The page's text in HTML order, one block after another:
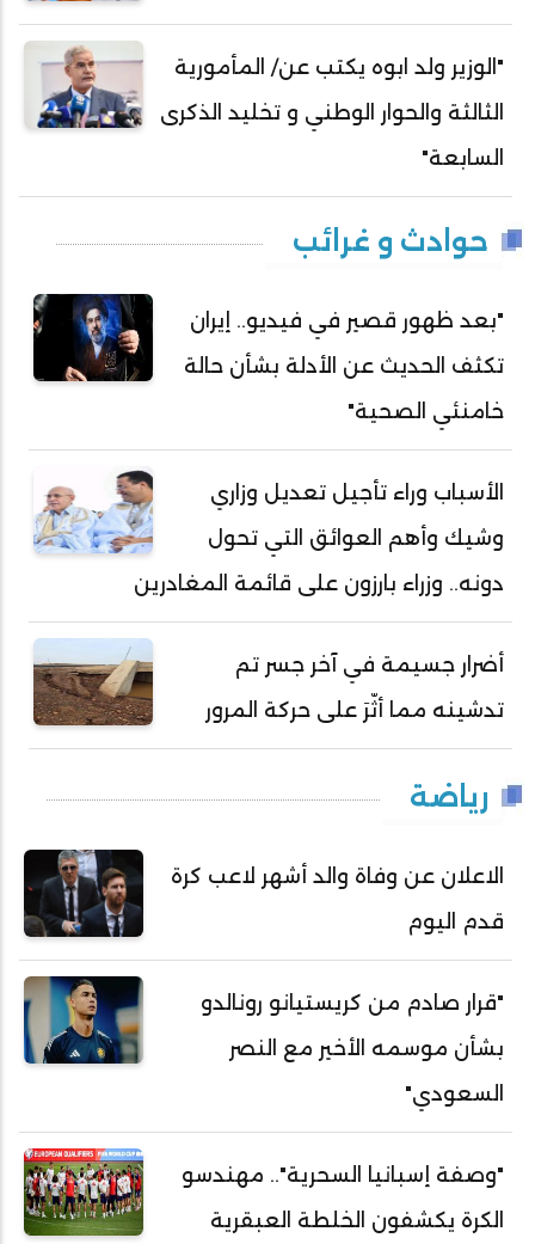
"الوزير ولد ابوه يكتب عن/ المأمورية
الثالثة والحوار الوطني و تخليد الذكرى
السابعة"
حوادث و غرائب
"بعد ظهور قصير في فيديو.. إيران
تكثف الحديث عن الأدلة بشأن حالة
خامنئي الصحية"
الأسباب وراء تأجيل تعديل وزاري
وشيك وأهم العوائق التي تحول
دونه.. وزراء بارزون على قائمة المغادرين
أضرار جسيمة في آخر جسر تم
تدشينه مما أثّرَ على حركة المرور
رياضة
الاعلان عن وفاة والد أشهر لاعب كرة
قدم اليوم
"قرار صادم من كريستيانو رونالدو
بشأن موسمه الأخير مع النصر
السعودي"
"وصفة إسبانيا السحرية".. مهندسو
الكرة يكشفون الخلطة العبقرية